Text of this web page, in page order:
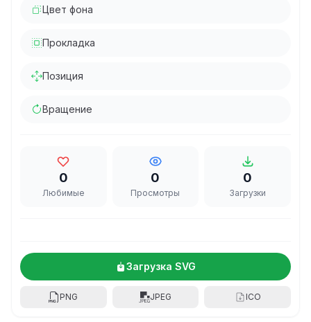
Цвет фона
Прокладка
Позиция
Вращение
0
Любимые
0
Просмотры
0
Загрузки
Загрузка SVG
PNG JPEG ICO